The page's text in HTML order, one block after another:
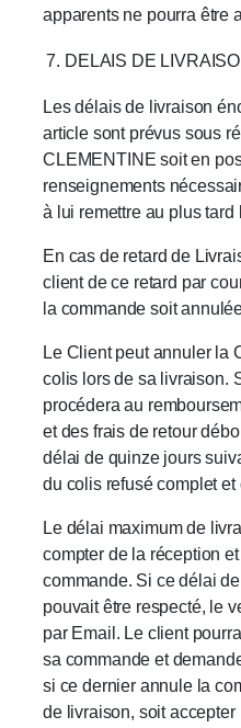
apparents ne pourra être
DELAIS DE
Les délais de livraison
article sont prévus sous
CLEMENTINE soit en
renseignements
à lui remettre au plus
En cas de retard de
client de ce retard par
la commande soit
Le Client peut annuler la
colis lors de sa livraison.
procédera au
et des frais de retour
délai de quinze jours
du colis refusé complet et
Le délai maximum de
compter de la réception
commande. Si ce délai
pouvait être respecté, le
par Email. Le client
sa commande et
si ce dernier annule la
de livraison, soit